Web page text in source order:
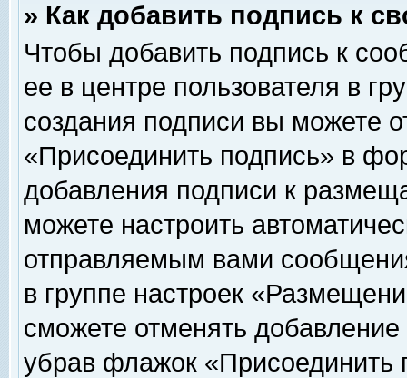
» Как добавить подпись к
Чтобы добавить подпись к
ее в центре пользователя в
создания подписи вы можете
«Присоединить подпись» в
добавления подписи к
можете настроить
отправляемым вами
в группе настроек
сможете отменять
убрав флажок «Присоединить